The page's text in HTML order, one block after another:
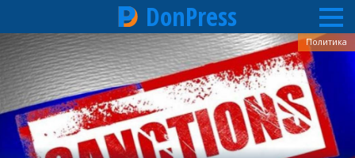
Перейти
к
основному
содержанию
DonPress
Политика